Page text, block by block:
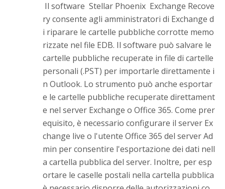
Il software Stellar Phoenix Exchange Recove
ry consente agli amministratori di Exchange d
i riparare le cartelle pubbliche corrotte memo
rizzate nel file EDB. Il software può salvare le
cartelle pubbliche recuperate in file di cartelle
personali (.PST) per importarle direttamente i
n Outlook. Lo strumento può anche esportar
e le cartelle pubbliche recuperate direttament
e nel server Exchange o Office 365. Come prer
equisito, è necessario configurare il server Ex
change live o l'utente Office 365 del server Ad
min per consentire l'esportazione dei dati nell
a cartella pubblica del server. Inoltre, per esp
ortare le caselle postali nella cartella pubblica